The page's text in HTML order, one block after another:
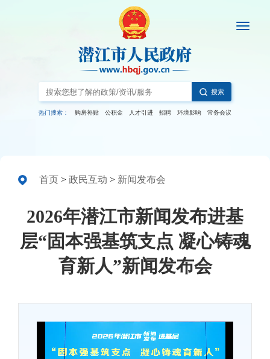
搜索
热门搜索： 购房补贴 公积金 人才引进 招聘 环境影响 常务会议
首页 > 政民互动 > 新闻发布会
2026年潜江市新闻发布进基
层“固本强基筑支点 凝心铸魂
育新人”新闻发布会